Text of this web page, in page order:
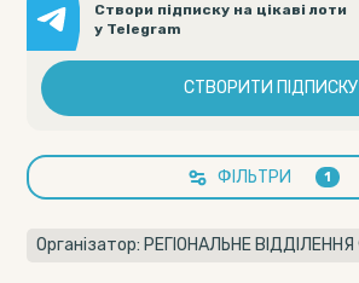
Створи підписку на цікаві лоти
у Telegram
СТВОРИТИ ПІДПИСКУ
ФІЛЬТРИ 1